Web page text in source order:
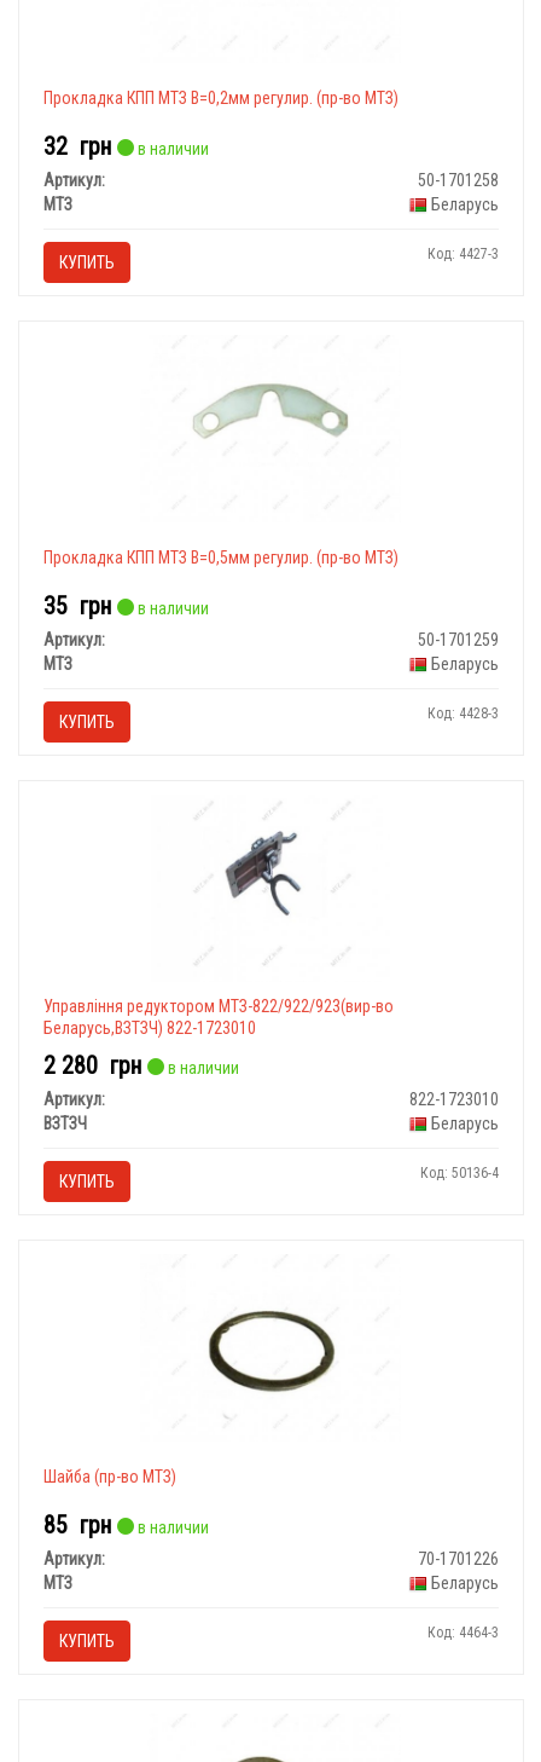
Прокладка КПП МТЗ В=0,2мм регулир. (пр-во МТЗ)
32 грн
в наличии
Артикул:
50-1701258
МТЗ
Беларусь
КУПИТЬ Код: 4427-3
Прокладка КПП МТЗ В=0,5мм регулир. (пр-во МТЗ)
35 грн
в наличии
Артикул:
50-1701259
МТЗ
Беларусь
КУПИТЬ Код: 4428-3
Управління редуктором МТЗ-822/922/923(вир-во
Беларусь,ВЗТЗЧ) 822-1723010
2 280 грн
в наличии
Артикул:
822-1723010
ВЗТЗЧ
Беларусь
КУПИТЬ Код: 50136-4
Шайба (пр-во МТЗ)
85 грн
в наличии
Артикул:
70-1701226
МТЗ
Беларусь
КУПИТЬ Код: 4464-3